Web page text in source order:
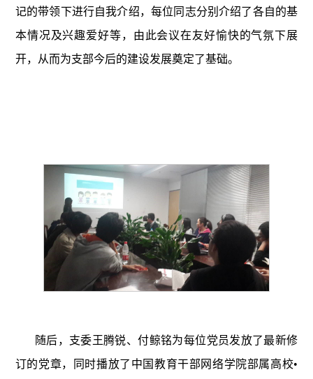
记的带领下进行自我介绍，每位同志分别介绍了各自的基
本情况及兴趣爱好等，由此会议在友好愉快的气氛下展
开，从而为支部今后的建设发展奠定了基础。
随后，支委王腾锐、付鲸铭为每位党员发放了最新修
订的党章，同时播放了中国教育干部网络学院部属高校•